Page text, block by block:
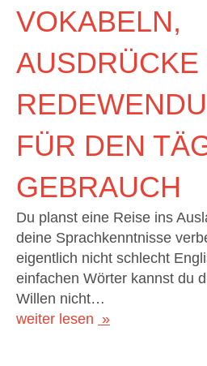
VOKABELN,
AUSDRÜCKE
FÜR DEN
GEBRAUCH
Du planst eine Reise ins
deine Sprachkenntnisse
eigentlich nicht schlecht
einfachen Wörter kannst du
Willen nicht…
weiter lesen